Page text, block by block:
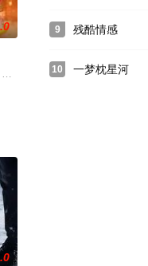
的：寻找失散多年
双向救赎的故事。
偶像民国悬疑剧，导演高升
玩，却被米妈提醒需要先完
9 残酷情感
10 一梦枕星河